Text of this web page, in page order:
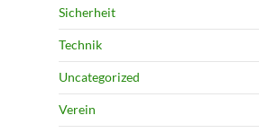
Sicherheit
Technik
Uncategorized
Verein